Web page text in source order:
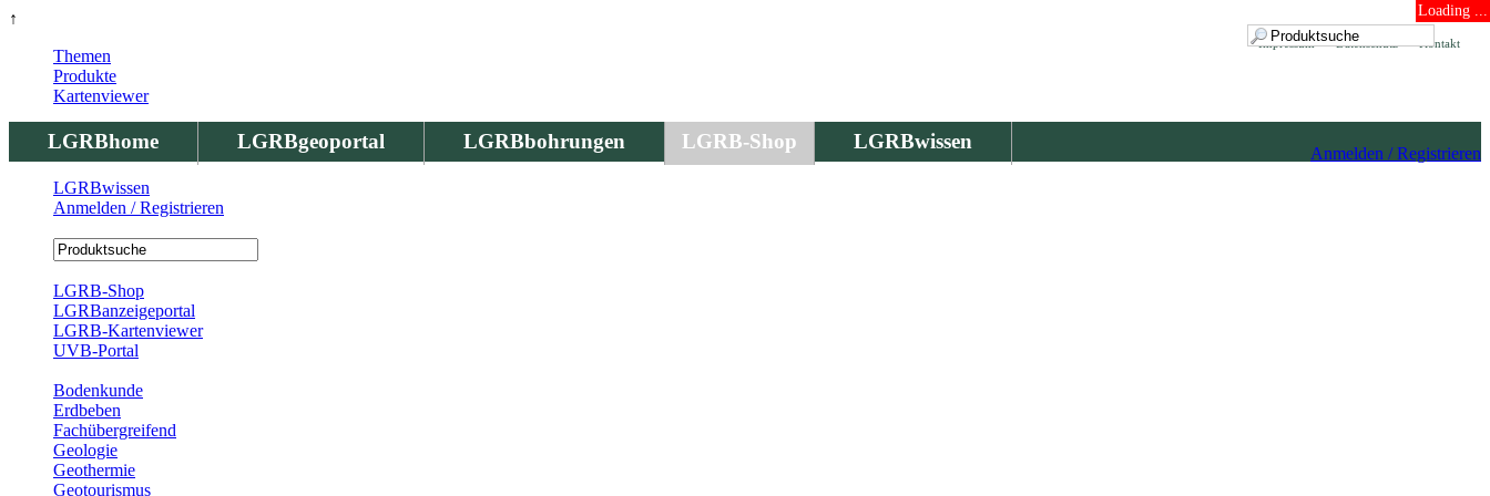
↑ Loading ...
Kontakt
Datenschutz
Impressum
LGRBhome LGRBgeoportal LGRBbohrungen LGRB-Shop LGRBwissen
Anmelden / Registrieren
Themen
Produkte
Kartenviewer
LGRBwissen
Anmelden / Registrieren
LGRB-Shop
LGRBanzeigeportal
LGRB-Kartenviewer
UVB-Portal
Bodenkunde
Erdbeben
Fachübergreifend
Geologie
Geothermie
Geotourismus